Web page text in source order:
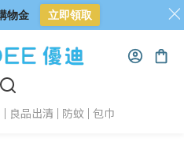
良品出清 防蚊 包巾
物金 立即領取